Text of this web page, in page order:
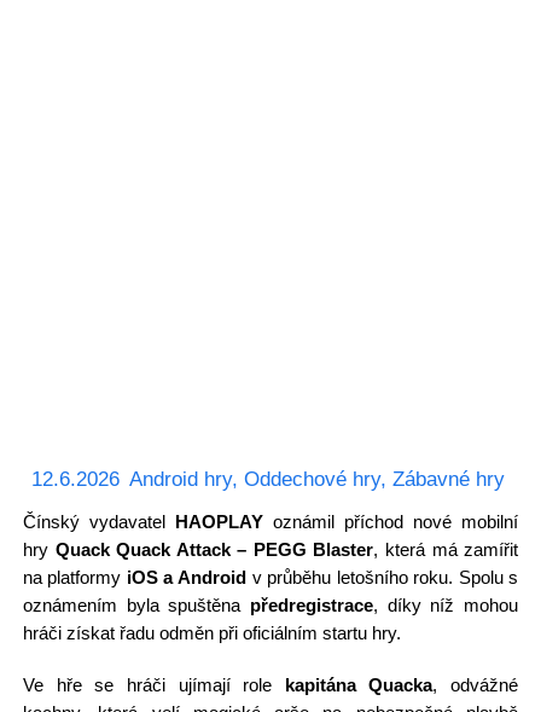
12.6.2026 Android hry, Oddechové hry, Zábavné hry
Čínský vydavatel HAOPLAY oznámil příchod nové mobilní
hry Quack Quack Attack – PEGG Blaster, která má zamířit
na platformy iOS a Android v průběhu letošního roku. Spolu s
oznámením byla spuštěna předregistrace, díky níž mohou
hráči získat řadu odměn při oficiálním startu hry.
Ve hře se hráči ujímají role kapitána Quacka, odvážné